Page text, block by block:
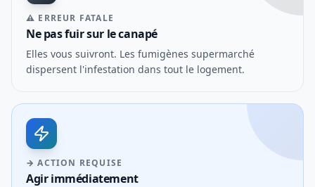
⚠ ERREUR FATALE
Ne pas fuir sur le canapé
Elles vous suivront. Les fumigènes supermarché
dispersent l'infestation dans tout le logement.
→ ACTION REQUISE
Agir immédiatement